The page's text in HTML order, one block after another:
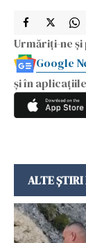
Urmăriți-ne și
Google
și în
ALTE ȘTIRI